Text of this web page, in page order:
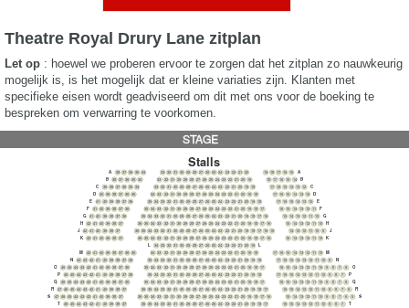
Theatre Royal Drury Lane zitplan
Let op : hoewel we proberen ervoor te zorgen dat het zitplan zo nauwkeurig
mogelijk is, is het mogelijk dat er kleine variaties zijn. Klanten met
specifieke eisen wordt geadviseerd om dit met ons voor de boeking te
bespreken om verwarring te voorkomen.
STAGE
Stalls
15
16
17
18
19
20
21
22
23
24
25
26
27
28
29
30
31
32
33
34
35
36
37
38
A A
14
15
16
17
18
19
20
21
22
23
24
25
26
27
28
29
30
31
32
33
34
35
36
37
38
B B
12
13
14
15
16
17
18
19
20
21
22
23
24
25
26
27
28
29
30
31
32
33
34
35
36
37
38
39
C C
12
13
14
15
16
17
18
19
20
21
22
23
24
25
26
27
28
29
30
31
32
33
34
35
36
37
38
39
40
D D
12
13
14
15
16
17
18
19
20
21
22
23
24
25
26
27
28
29
30
31
32
33
34
35
36
37
38
39
40
41
E E
11
12
13
14
15
16
17
18
19
20
21
22
23
24
25
26
27
28
29
30
31
32
33
34
35
36
37
38
39
40
41
F F
10
11
12
13
14
15
16
17
18
19
20
21
22
23
24
25
26
27
28
29
30
31
32
33
34
35
36
37
38
39
40
41
G G
10
11
12
13
14
15
16
17
18
19
20
21
22
23
24
25
26
27
28
29
30
31
32
33
34
35
36
37
38
39
40
41
42
H H
9
10
11
12
13
14
15
16
17
18
19
20
21
22
23
24
25
26
27
28
29
30
31
32
33
34
35
36
37
38
39
40
41
42
J J
10
11
12
13
14
15
16
17
18
19
20
21
22
23
24
25
26
27
28
29
30
31
32
33
34
35
36
37
38
39
40
41
42
K K
19
20
21
22
23
24
25
26
27
28
29
30
31
32
33
34
L L
10
11
12
13
14
15
16
17
18
19
20
21
22
23
24
25
26
27
28
29
30
31
32
33
34
35
36
37
38
39
40
41
42
M M
9
10
11
12
13
14
15
16
17
18
19
20
21
22
23
24
25
26
27
28
29
30
31
32
33
34
35
36
37
38
39
40
41
42
43
44
N N
6
7
8
9
10
11
12
13
14
15
16
17
18
19
20
21
22
23
24
25
26
27
28
29
30
31
32
33
34
35
36
37
38
39
40
41
42
43
44
45
46
O O
7
8
9
10
11
12
13
14
15
16
17
18
19
20
21
22
23
24
25
26
27
28
29
30
31
32
33
34
35
36
37
38
39
40
41
42
43
44
45
46
P P
6
7
8
9
10
11
12
13
14
15
16
17
18
19
20
21
22
23
24
25
26
27
28
29
30
31
32
33
34
35
36
37
38
39
40
41
42
43
44
45
46
Q Q
6
7
8
9
10
11
12
13
14
15
16
17
18
19
20
21
22
23
24
25
26
27
28
29
30
31
32
33
34
35
36
37
38
39
40
41
42
43
44
45
46
47
R R
5
6
7
8
9
10
11
12
13
14
15
16
17
18
19
20
21
22
23
24
25
26
27
28
29
30
31
32
33
34
35
36
37
38
39
40
41
42
43
44
45
46
47
S S
7
8
9
10
11
12
13
14
15
16
17
18
19
20
21
22
23
24
25
26
27
28
29
30
31
32
33
34
35
36
37
38
39
40
41
42
43
44
45
46
T T